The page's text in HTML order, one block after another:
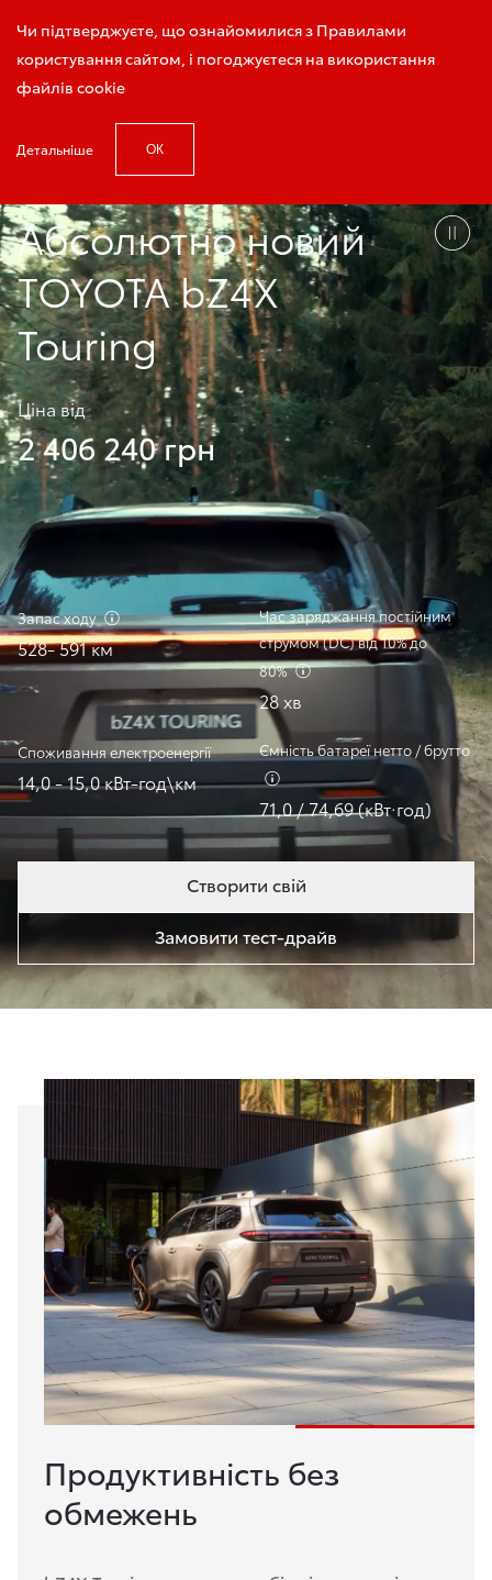
Чи підтверджуєте, що ознайомилися з Правилами
користування сайтом, і погоджуєтеся на використання
файлів cookie
Детальніше ОК
Запис на тест-драйв
Головна Модельний ряд
Абсолютно новий
TOYOTA bZ4X
Touring
Ціна від
2 406 240 грн
Створити свій
Замовити тест-драйв
Запасходу
528- 591 км
Час заряджання постійним
струмом (DC) від 10% до
80%
28 хв
Споживанняелектроенергії
14,0 - 15,0 кВт-год\км
Ємність батареї нетто / брутто
71,0 / 74,69 (кВт·год)
Продуктивність без
обмежень